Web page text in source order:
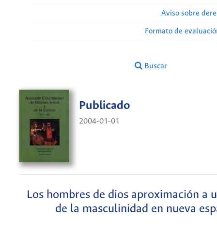
Aviso sobre
Formato de
Buscar
Publicado
2004-01-01
Los hombres de dios aproximación a
de la masculinidad en nueva